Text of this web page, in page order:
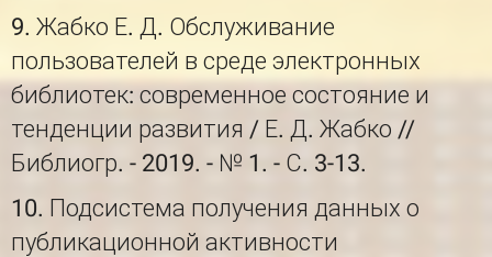
9. Жабко Е. Д. Обслуживание
пользователей в среде электронных
библиотек: современное состояние и
тенденции развития / Е. Д. Жабко //
Библиогр. - 2019. - № 1. - С. 3-13.
10. Подсистема получения данных о
публикационной активности